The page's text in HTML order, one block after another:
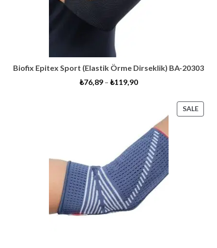
Biofix Epitex Sport (Elastik Örme Dirseklik) BA-20303
₺76,89– ₺119,90
SALE
ON